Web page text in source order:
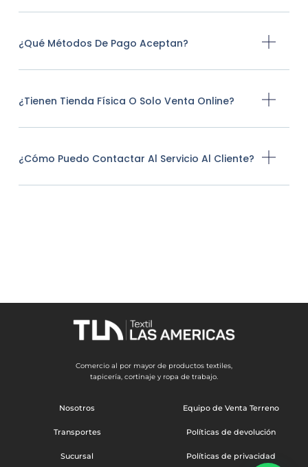
¿Qué Métodos De Pago Aceptan?
¿Tienen Tienda Física O Solo Venta Online?
¿Cómo Puedo Contactar Al Servicio Al Cliente?
Comercio al por mayor de productos textiles,
tapicería, cortinaje y ropa de trabajo.
Nosotros
Transportes
Sucursal
Equipo de Venta Terreno
Políticas de devolución
Políticas de privacidad